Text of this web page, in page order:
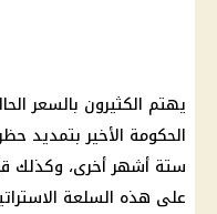
يهتم الكثيرون بالسعر
الحكومة الأخير بتمديد
ستة أشهر أخرى، وكذلك
على هذه السلعة